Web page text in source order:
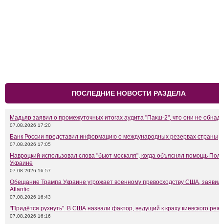
ПОСЛЕДНИЕ НОВОСТИ РАЗДЕЛА
Мадьяр заявил о промежуточных итогах аудита "Пакш-2", что они не
07.08.2026 17:20
Банк России представил информацию о международных резервах страны
07.08.2026 17:05
Навроцкий использовал слова "бьют москаля", когда объяснял помощь
Украине
07.08.2026 16:57
Обещание Трампа Украине угрожает военному превосходству США,
Atlantic
07.08.2026 16:43
"Придётся рухнуть". В США назвали фактор, ведущий к краху киевского
07.08.2026 16:16